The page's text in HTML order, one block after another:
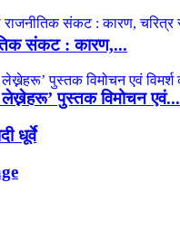
संकट : कारण,...
पुस्तक विमोचन एवं...
धूर्वे